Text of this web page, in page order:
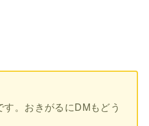
。おきがるにDMもどう